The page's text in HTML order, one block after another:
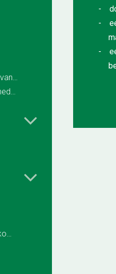
2.1.9 Procedure onverhoeds aantreffen van asbest
2.2 Organisatiestructuur, verantwoordelijkheden en bevoegdheden
2.5.4 Beheersing van klachten en tekortkomingen
-
-
-